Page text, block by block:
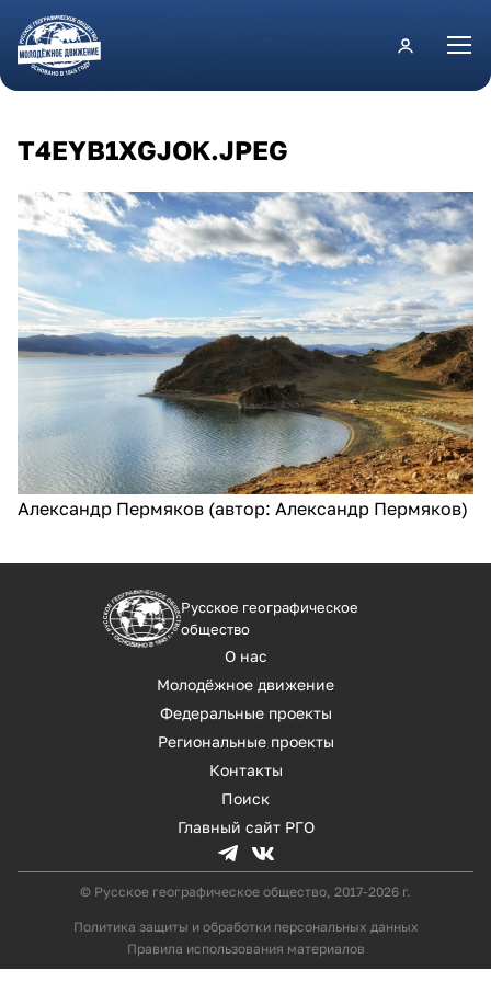
Перейти к основному содержанию
T4EYB1XGJOK.JPEG
Александр Пермяков (автор: Александр Пермяков)
Русское географическое
общество
О нас
Молодёжное движение
Федеральные проекты
Региональные проекты
Контакты
Поиск
Главный сайт РГО
© Русское географическое общество, 2017-2026 г.
Политика защиты и обработки персональных данных
Правила использования материалов